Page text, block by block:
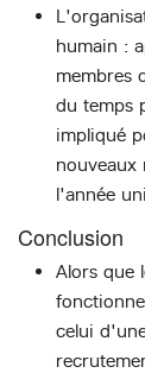
humain :
membres
du temps
impliqué
nouveaux
l'année
Conclusion
Alors que
celui